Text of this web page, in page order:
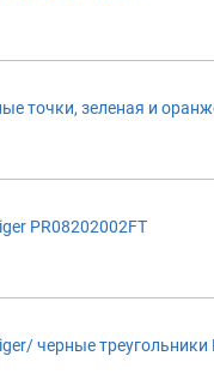
точки, зеленая и
PR08202002FT
черные треугольники